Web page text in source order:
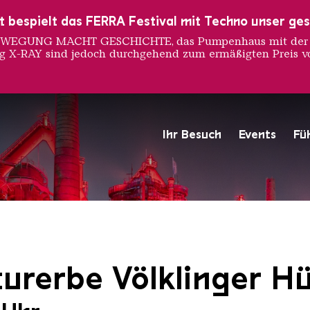
Ihr Besuch Events
Hochofengruppe in Rot
Copyright: Weltkulturerbe
Völklinger
bespielt das FERRA Festival mit Techno unser
MACHT GESCHICHTE, das Pumpenhaus mit
RAY sind jedoch durchgehend zum ermäßigten Preis